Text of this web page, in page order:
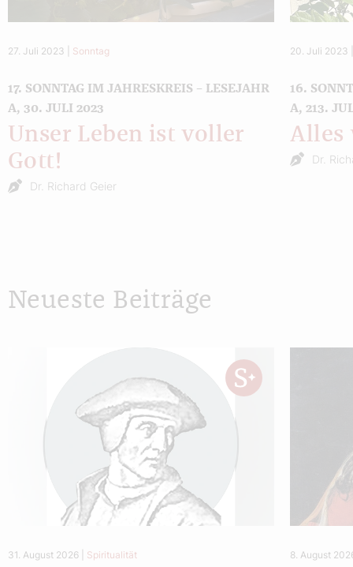
27. Juli 2023 Sonntag
17. SONNTAG IM JAHRESKREIS – LESEJAHR
A, 30. JULI 2023
Unser Leben ist voller
Gott!
Dr. Richard Geier
20. Juli 2023
16.
A, 213.
Alles
Dr.
Neueste Beiträge
31. August 2026 Spiritualität 8. August